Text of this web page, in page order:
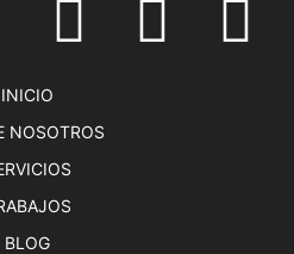
INICIO
NOSOTROS
BLOG